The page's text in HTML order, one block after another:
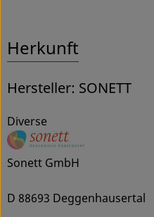
Herkunft
Hersteller: SONETT
Diverse
Sonett GmbH
D 88693 Deggenhausertal